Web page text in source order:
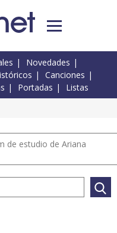
Novedades
Canciones
Portadas Listas
de estudio de Ariana